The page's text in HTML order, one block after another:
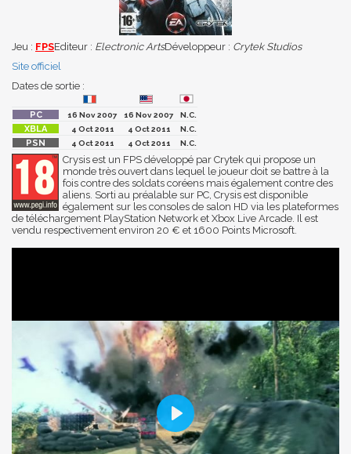
Jeu : FPSEditeur : Electronic ArtsDéveloppeur : Crytek Studios
Site officiel
Dates de sortie :
16 Nov 2007 16 Nov 2007
N.C.
4 Oct 2011
4 Oct 2011
N.C.
4 Oct 2011
4 Oct 2011 N.C.
Crysis est un FPS développé par Crytek qui propose un
monde très ouvert dans lequel le joueur doit se battre à la
fois contre des soldats coréens mais également contre des
aliens. Sorti au préalable sur PC, Crysis est disponible
également sur les consoles de salon HD via les plateformes
de téléchargement PlayStation Network et Xbox Live Arcade. Il est
vendu respectivement environ 20 € et 1600 Points Microsoft.